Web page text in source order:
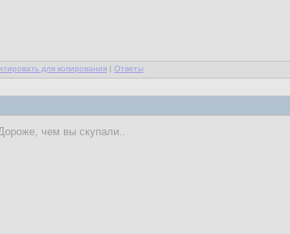
для копирования | Ответы
чем вы скупали..